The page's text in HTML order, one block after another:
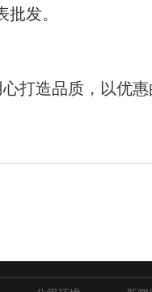
发。
打造品质，以优